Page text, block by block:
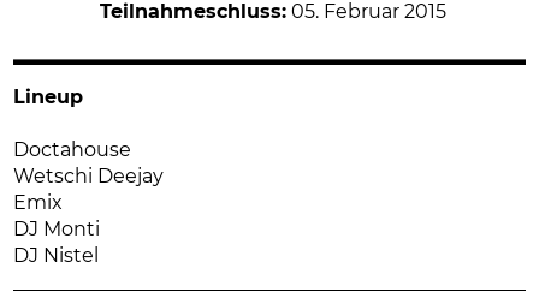
Teilnahmeschluss:05. Februar 2015
Lineup
Doctahouse
Wetschi Deejay
Emix
DJ Monti
DJ Nistel